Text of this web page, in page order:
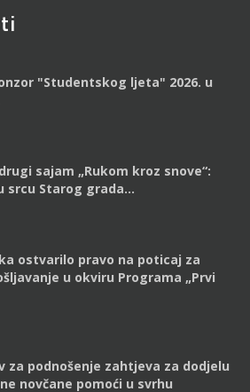
"Studentskog ljeta" 2026. u
sajam „Rukom kroz snove“:
srcu Starog grada...
ostvarilo pravo na poticaj za
u okviru Programa „Prvi
za podnošenje zahtjeva za dodjelu
novčane pomoći u svrhu